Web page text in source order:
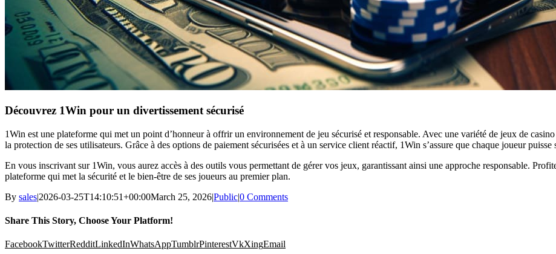
Découvrez 1Win pour un divertissement sécurisé
1Win est une plateforme qui met un point d’honneur à offrir un environnement de jeu sécurisé et responsable. Avec une variété de jeux de
la protection de ses utilisateurs. Grâce à des options de paiement sécurisées et à un service client réactif, 1Win s’assure que chaque joueur puisse
En vous inscrivant sur 1Win, vous aurez accès à des outils vous permettant de gérer vos jeux, garantissant ainsi une approche responsable.
plateforme qui met la sécurité et le bien-être de ses joueurs au premier plan.
By sales|2026-03-25T14:10:51+00:00March 25, 2026|Public|0 Comments
Share This Story, Choose Your Platform!
FacebookTwitterRedditLinkedInWhatsAppTumblrPinterestVkXingEmail